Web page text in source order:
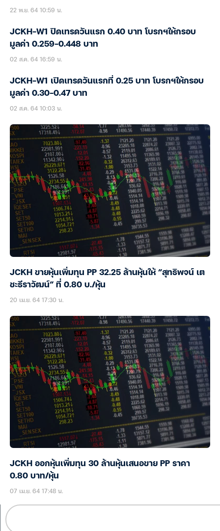
22 พ.ย. 64 10:59 น.
JCKH-W1 ปิดเทรดวันแรก 0.40 บาท โบรกฯให้กรอบ
มูลค่า 0.259-0.448 บาท
02 ส.ค. 64 16:59 น.
JCKH-W1 เปิดเทรดวันแรกที่ 0.25 บาท โบรกฯให้กรอบ
มูลค่า 0.30-0.47 บาท
02 ส.ค. 64 10:03 น.
JCKH ขายหุ้นเพิ่มทุน PP 32.25 ล้านหุ้นให้ “สุทธิพจน์ เต
ชะธีราวัฒน์” ที่ 0.80 บ./หุ้น
20 เม.ย. 64 17:30 น.
JCKH ออกหุ้นเพิ่มทุน 30 ล้านหุ้นเสนอขาย PP ราคา
0.80 บาท/หุ้น
07 เม.ย. 64 17:48 น.